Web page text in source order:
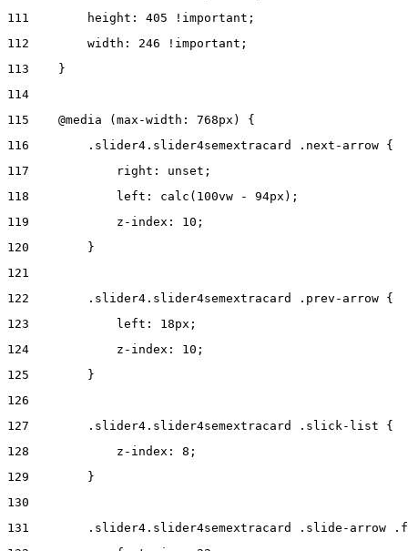
111
        height: 405 !important;
112
        width: 246 !important;
113
    }
114
115
    @media (max-width: 768px) {
116
        .slider4.slider4semextracard .next-arrow {
117
            right: unset;
118
            left: calc(100vw - 94px);
119
            z-index: 10;
120
        }
121
122
        .slider4.slider4semextracard .prev-arrow {
123
            left: 18px;
124
            z-index: 10;
125
        }
126
127
        .slider4.slider4semextracard .slick-list {
128
            z-index: 8;
129
        }
130
131
.slider4.slider4semextracard .slide-arrow